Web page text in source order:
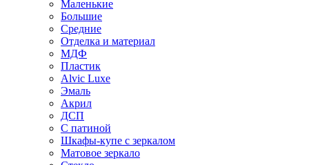
Маленькие
Большие
Средние
Отделка и материал
МДФ
Пластик
Alvic Luxe
Эмаль
Акрил
ДСП
С патиной
Шкафы-купе с зеркалом
Матовое зеркало